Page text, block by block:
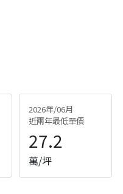
2026年/06月
近兩年最低單價
27.2
萬/坪